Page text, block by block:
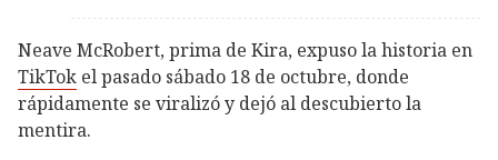
Neave McRobert, prima de Kira, expuso la historia en
TikTok el pasado sábado 18 de octubre, donde
rápidamente se viralizó y dejó al descubierto la
mentira.